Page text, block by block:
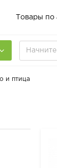
Товары по
и птица